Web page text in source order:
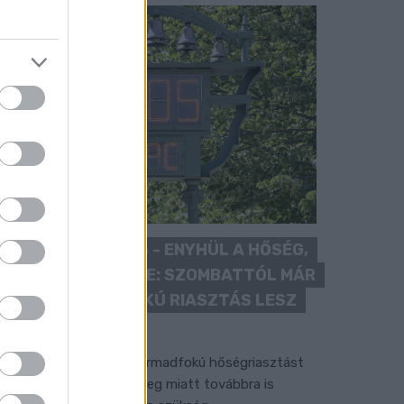
KÁNIKULA 2026 - ENYHÜL A HŐSÉG,
DE MÉG NINCS VÉGE: SZOMBATTÓL MÁR
MÁSODFOKÚ RIASZTÁS LESZ
ÉRVÉNYBEN
július vége óta tartó harmadfokú hőségriasztást
de a tartós meleg miatt továbbra is